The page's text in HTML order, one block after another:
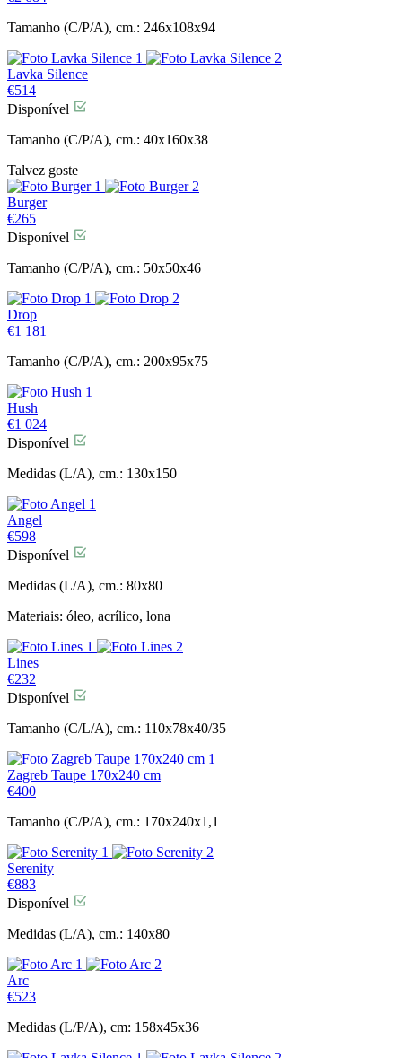
Tamanho (C/P/A), cm.: 246x108x94
Lavka Silence
€514
Disponível
Tamanho (C/P/A), cm.: 40x160x38
Talvez goste
Burger
€265
Disponível
Tamanho (C/P/A), cm.: 50x50x46
Drop
€1 181
Tamanho (C/P/A), cm.: 200x95x75
Hush
€1 024
Disponível
Medidas (L/A), cm.: 130x150
Angel
€598
Disponível
Medidas (L/A), cm.: 80x80
Materiais: óleo, acrílico, lona
Lines
€232
Disponível
Tamanho (C/L/A), cm.: 110x78x40/35
Zagreb Taupe 170x240 cm
€400
Tamanho (C/P/A), cm.: 170x240x1,1
Serenity
€883
Disponível
Medidas (L/A), cm.: 140x80
Arc
€523
Medidas (L/P/A), cm: 158x45x36